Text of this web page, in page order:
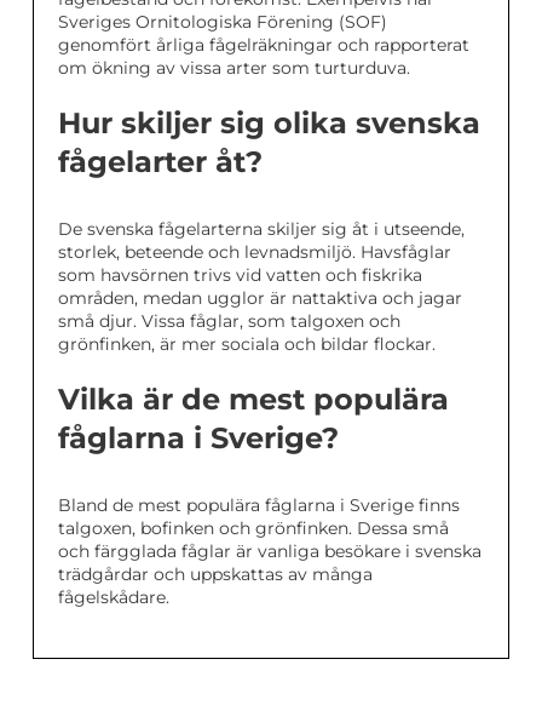
Sveriges Ornitologiska Förening (SOF)
genomfört årliga fågelräkningar och rapporterat
om ökning av vissa arter som turturduva.
Hur skiljer sig olika svenska
fågelarter åt?
De svenska fågelarterna skiljer sig åt i utseende,
storlek, beteende och levnadsmiljö. Havsfåglar
som havsörnen trivs vid vatten och fiskrika
områden, medan ugglor är nattaktiva och jagar
små djur. Vissa fåglar, som talgoxen och
grönfinken, är mer sociala och bildar flockar.
Vilka är de mest populära
fåglarna i Sverige?
Bland de mest populära fåglarna i Sverige finns
talgoxen, bofinken och grönfinken. Dessa små
och färgglada fåglar är vanliga besökare i svenska
trädgårdar och uppskattas av många
fågelskådare.